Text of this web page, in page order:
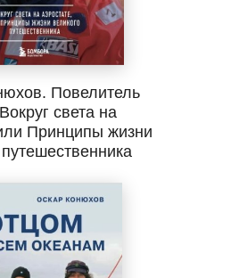
Повелитель
света на
Принципы жизни